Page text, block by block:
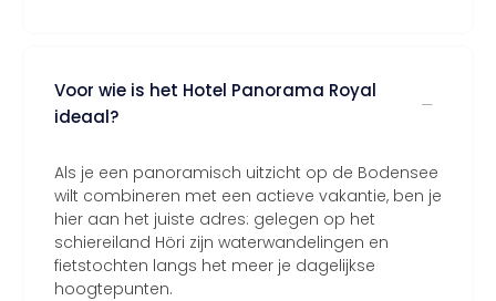
Voor wie is het Hotel Panorama Royal
ideaal?
Als je een panoramisch uitzicht op de Bodensee
wilt combineren met een actieve vakantie, ben je
hier aan het juiste adres: gelegen op het
schiereiland Höri zijn waterwandelingen en
fietstochten langs het meer je dagelijkse
hoogtepunten.